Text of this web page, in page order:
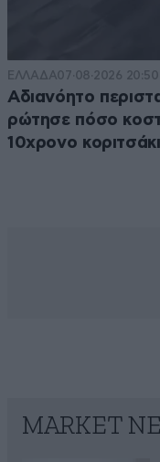
ΕΛΛΑΔΑ07·08·2026 20:50
Αδιανόητο
ρώτησε πόσο
10χρονο κοριτσάκι
MARKET